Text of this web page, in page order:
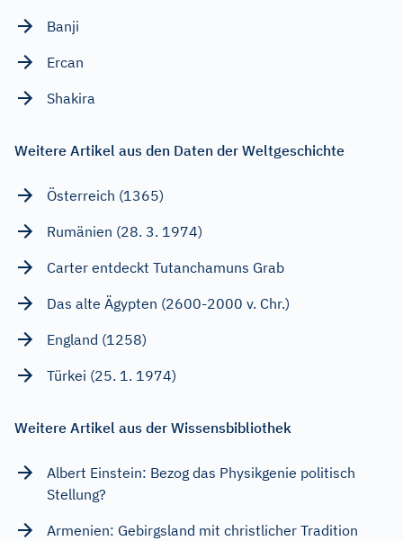
Banji
Ercan
Shakira
Weitere Artikel aus den Daten der Weltgeschichte
Österreich (1365)
Rumänien (28. 3. 1974)
Carter entdeckt Tutanchamuns Grab
Das alte Ägypten (2600-2000 v. Chr.)
England (1258)
Türkei (25. 1. 1974)
Weitere Artikel aus der Wissensbibliothek
Albert Einstein: Bezog das Physikgenie politisch
Stellung?
Armenien: Gebirgsland mit christlicher Tradition